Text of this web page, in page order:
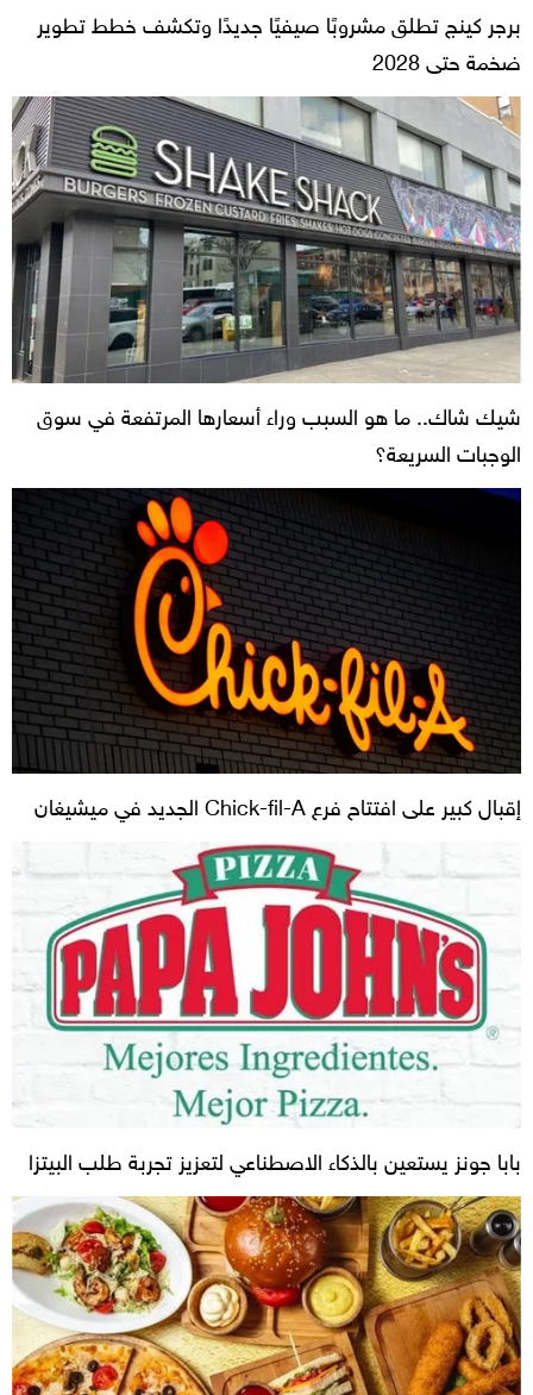
برجر كينج تطلق مشروبًا صيفيًا جديدًا وتكشف خطط تطوير
ضخمة حتى 2028
شيك شاك.. ما هو السبب وراء أسعارها المرتفعة في سوق
الوجبات السريعة؟
إقبال كبير على افتتاح فرع Chick-fil-A الجديد في ميشيغان
بابا جونز يستعين بالذكاء الاصطناعي لتعزيز تجربة طلب البيتزا